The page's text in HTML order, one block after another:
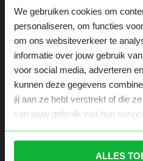
We gebruiken cookies om
personaliseren, om functies
om ons websiteverkeer te
informatie over jouw gebruik
voor social media, adverteren
kunnen deze gegevens
jij aan ze hebt verstrekt of die
van jouw gebruik van hun
ALLES